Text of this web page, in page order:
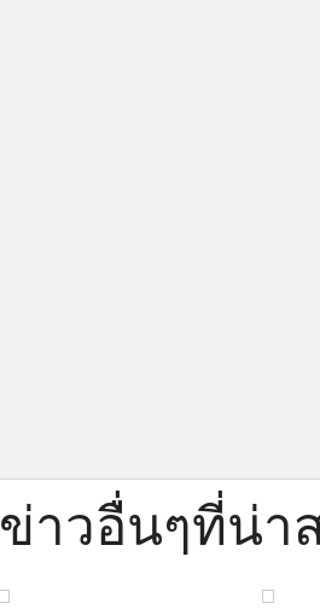
ข่าวอื่นๆที่น่า